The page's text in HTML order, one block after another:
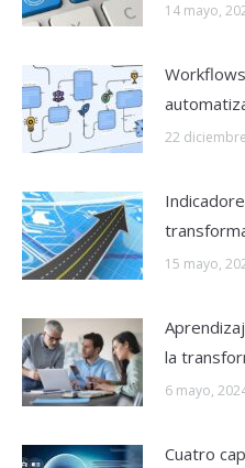
14 mayo,
22
15 mayo,
la
6 mayo,
Cuatro